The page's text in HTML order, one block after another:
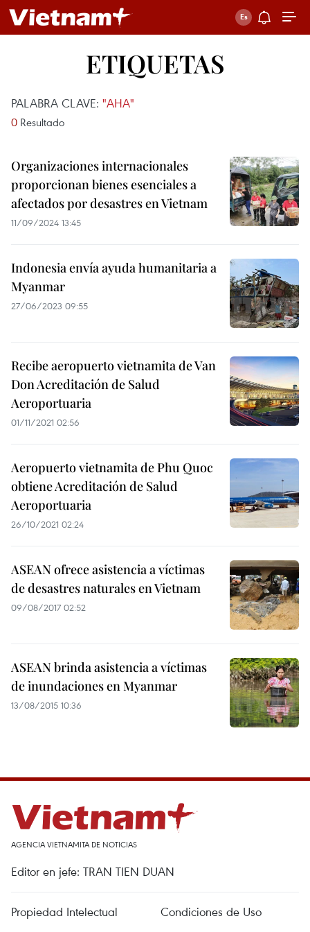
ETIQUETAS
PALABRA CLAVE: "AHA"
0 Resultado
Organizaciones internacionales
proporcionan bienes esenciales a
afectados por desastres en Vietnam
11/09/2024 13:45
Indonesia envía ayuda humanitaria a
Myanmar
27/06/2023 09:55
Recibe aeropuerto vietnamita de Van
Don Acreditación de Salud
Aeroportuaria
01/11/2021 02:56
Aeropuerto vietnamita de Phu Quoc
obtiene Acreditación de Salud
Aeroportuaria
26/10/2021 02:24
ASEAN ofrece asistencia a víctimas
de desastres naturales en Vietnam
09/08/2017 02:52
ASEAN brinda asistencia a víctimas
de inundaciones en Myanmar
13/08/2015 10:36
AGENCIA VIETNAMITA DE NOTICIAS
Editor en jefe: TRAN TIEN DUAN
Propiedad Intelectual
Condiciones de Uso